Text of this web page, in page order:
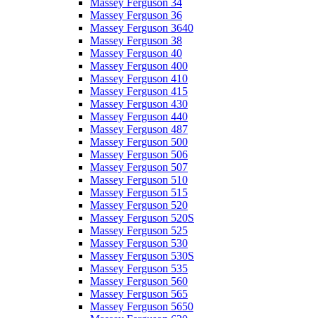
Massey Ferguson 34
Massey Ferguson 36
Massey Ferguson 3640
Massey Ferguson 38
Massey Ferguson 40
Massey Ferguson 400
Massey Ferguson 410
Massey Ferguson 415
Massey Ferguson 430
Massey Ferguson 440
Massey Ferguson 487
Massey Ferguson 500
Massey Ferguson 506
Massey Ferguson 507
Massey Ferguson 510
Massey Ferguson 515
Massey Ferguson 520
Massey Ferguson 520S
Massey Ferguson 525
Massey Ferguson 530
Massey Ferguson 530S
Massey Ferguson 535
Massey Ferguson 560
Massey Ferguson 565
Massey Ferguson 5650